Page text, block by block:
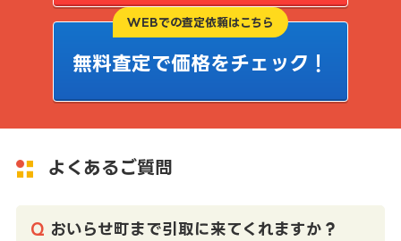
WEBでの査定依頼はこちら
無料査定で価格をチェック！
よくあるご質問
おいらせ町まで引取に来てくれますか？